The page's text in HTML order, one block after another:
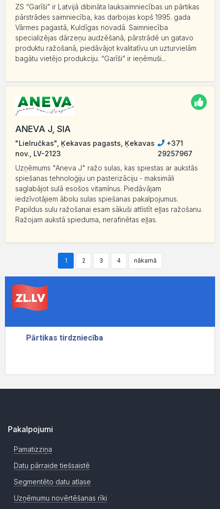
ZS “Garīši” ir Latvijā dibināta lauksaimniecības un pārtikas
pārstrādes saimniecība, kas darbojas kopš 1995. gada
Vārmes pagastā, Kuldīgas novadā. Saimniecība
specializējas dārzeņu audzēšanā, pārstrādē un gatavo
produktu ražošanā, piedāvājot kvalitatīvu un uzturvielām
bagātu vietējo produkciju. “Garīši” ir ieņēmuši...
ANEVA J, SIA
"Lielručkas", Ķekavas pagasts, Ķekavas
nov., LV-2123
+371
29257967
Uzņēmums "Aneva J" ražo sulas, kas spiestas ar aukstās
spiešanas tehnoloģiju un pasterizāciju - maksimāli
saglabājot sulā esošos vitamīnus. Piedāvājam
iedzīvotājiem ābolu sulas spiešanas pakalpojumus.
Papildus sulu ražošanai esam sākuši attīstīt eļļas ražošanu.
Ražojam aukstā spieduma, nerafinētas eļļas.
1 2 3 4 nākamā
Pakalpojumi
Pamatizziņa
Datu pārraide tiešsaistē
Segmentēto datu atlase
Uzņēmumu novērtēšanas rīki